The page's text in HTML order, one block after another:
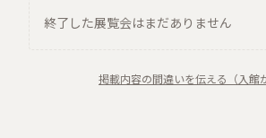
終了した展覧会はまだありません
掲載内容の間違いを伝える（入館